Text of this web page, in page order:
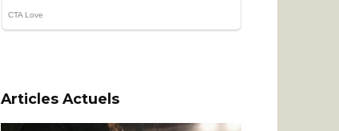
Articles Actuels